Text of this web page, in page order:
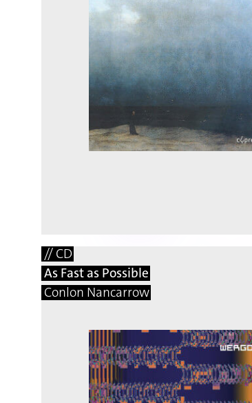
// CD
As Fast as Possible
Conlon Nancarrow